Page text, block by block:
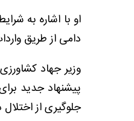
او با اشاره به
دامی از طریق
وزیر جهاد
پیشنهاد جدید
جلوگیری از